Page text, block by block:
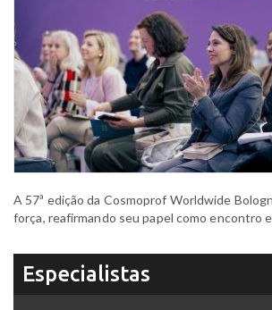
A 57ª edição da Cosmoprof Worldwide
força, reafirmando seu papel como encontro
Especialistas